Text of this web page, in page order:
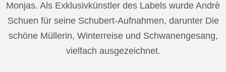
Monjas. Als Exklusivkünstler des Labels wurde Andrè
Schuen für seine Schubert-Aufnahmen, darunter Die
schöne Müllerin, Winterreise und Schwanengesang,
vielfach ausgezeichnet.